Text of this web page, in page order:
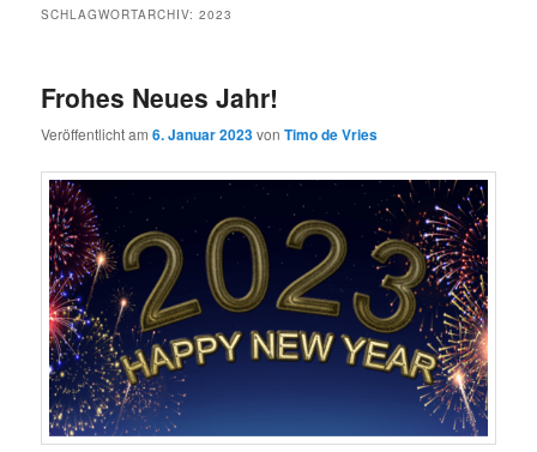
SCHLAGWORTARCHIV:2023
Frohes Neues Jahr!
Veröffentlicht am6. Januar 2023vonTimo de Vries